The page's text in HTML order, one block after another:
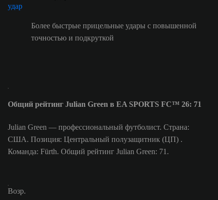
Более быстрые прицельные удары с повышенной
точностью и подкруткой
Общий рейтинг Julian Green в EA SPORTS FC™ 26: 71
Julian Green — профессиональный футболист. Страна:
США. Позиция: Центральный полузащитник (ЦП) .
Команда: Fürth. Общий рейтинг Julian Green: 71.
Возр.